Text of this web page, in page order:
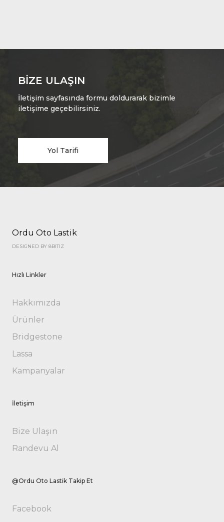
BIZE ULAŞIN
İletişim sayfasında formu doldurarak bizimle
iletişime geçebilirsiniz.
Yol Tarifi
Ordu Oto Lastik
DESIGNED BY 8BITIZ
Hızlı Linkler
Hakkımızda
Ürünler
Bridgestone
Lassa
Kampanyalar
İletişim
Bize Ulaşın
Randevu Al
@Ordu Oto Lastik Takip Et
Facebook